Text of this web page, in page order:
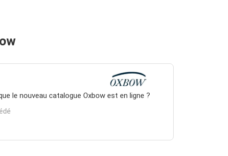
le nouveau catalogue Oxbow est en ligne ?